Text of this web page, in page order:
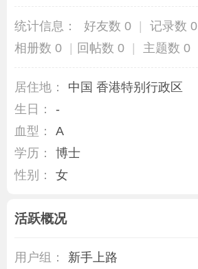
统计信息： 好友数 0 记录数 0
相册数 0
回帖数 0 主题数 0
居住地：
中国 香港特别行政区
生日：
-
血型：
A
学历：
博士
性别：
女
活跃概况
用户组： 新手上路